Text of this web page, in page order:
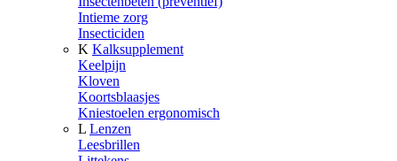
Intieme zorg
Insecticiden
K Kalksupplement
Keelpijn
Kloven
Koortsblaasjes
Kniestoelen ergonomisch
L Lenzen
Leesbrillen